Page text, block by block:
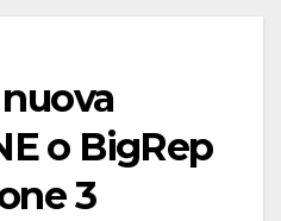
o BigRep
3